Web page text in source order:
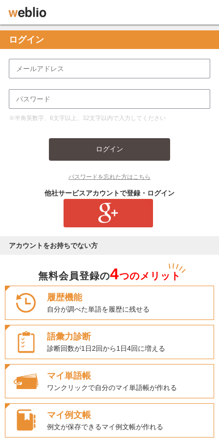
ログイン
※半角英数字、6文字以上、32文字以内で入力してください
ログイン
パスワードを忘れた方はこちら
他社サービスアカウントで登録・ログイン
アカウントをお持ちでない方
無料会員登録の4つのメリット
履歴機能
自分が調べた単語を履歴に残せる
語彙力診断
診断回数が1日2回から1日4回に増える
マイ単語帳
ワンクリックで自分のマイ単語帳が作れる
マイ例文帳
例文が保存できるマイ例文帳が作れる